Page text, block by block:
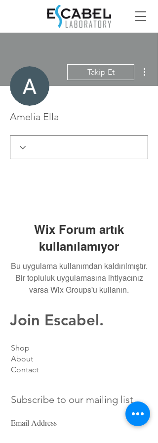
Takip Et
Amelia Ella
Wix Forum artık
kullanılamıyor
Bu uygulama kullanımdan kaldırılmıştır.
Bir topluluk uygulamasına ihtiyacınız
varsa Wix Groups'u kullanın.
Join Escabel.
Shop
About
Contact
Subscribe to our mailing list